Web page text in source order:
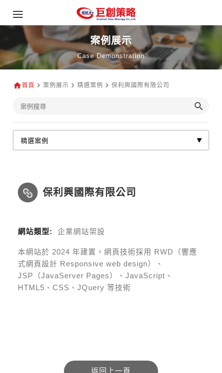
案例展示
Case Demonstration
首頁 案例展示 精選案例 保利興國際有限公司
保利興國際有限公司
網站類型: 企業網站架設
本網站於 2024 年建置，網頁技術採用 RWD（響應
式網頁設計 Responsive web design）、
JSP（JavaServer Pages）、JavaScript、
HTML5、CSS、JQuery 等技術